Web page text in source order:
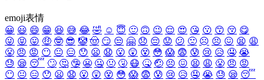
emoji表情
😀 😃 😄 😁 😆 😅 😂 🤣 ☺️ 😇 🙂 🙃 😉 😌 😍 😘 😗 😙 😚 😋
😜 😝 😛 🤑 🤓 😎 🤡 🤠 😏 😒 🤗 😞 😔 😟 😕 🙁 ☹️ 😣 😖 😫 😩
😤 😠 😡 😶 😐 😑 😯 😦 😧 😮 😲 😵 😳 😱 😨 😰 😢 😥 🤤 😭
😓 😪 😴 🙄 🤔 🤥 😬 🤐 🤢 🤧 😷 🤒 🤕 😣 😖 😫 😩 😤 😠 😡
😶 😐 😑 😯 😦 😧 😮 😲 😵 😳 😱 😨 😰 😢 😥 🤤 😭 😓 😪 😴